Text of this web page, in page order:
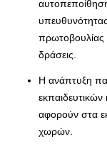
πρωτοβουλίας
δράσεις.
Η ανάπτυξη
αφορούν στα
χωρών.